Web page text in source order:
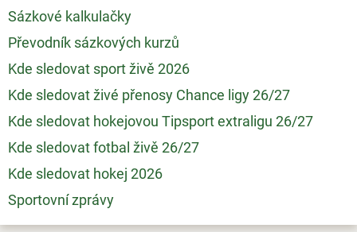
Sázkové kalkulačky
Převodník sázkových kurzů
Kde sledovat sport živě 2026
Kde sledovat živé přenosy Chance ligy 26/27
Kde sledovat hokejovou Tipsport extraligu 26/27
Kde sledovat fotbal živě 26/27
Kde sledovat hokej 2026
Sportovní zprávy